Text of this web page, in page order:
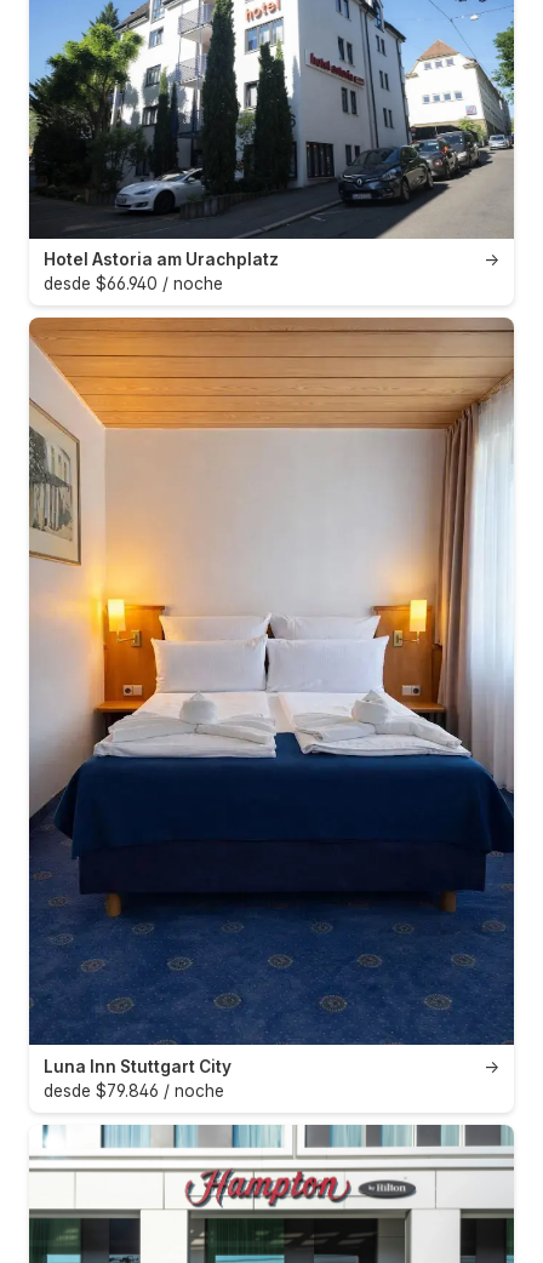
→
Hotel Astoria am Urachplatz
desde $66.940 / noche
→
Luna Inn Stuttgart City
desde $79.846 / noche